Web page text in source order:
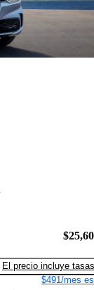
El precio incluye tasas
$491/mes